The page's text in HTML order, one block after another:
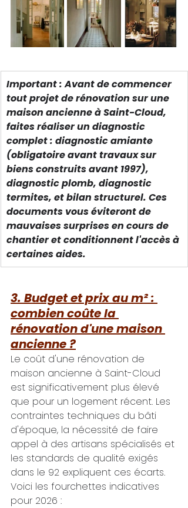
Important : Avant de commencer
tout projet de rénovation sur une
maison ancienne à Saint-Cloud,
faites réaliser un diagnostic
complet : diagnostic amiante
(obligatoire avant travaux sur
biens construits avant 1997),
diagnostic plomb, diagnostic
termites, et bilan structurel. Ces
documents vous éviteront de
mauvaises surprises en cours de
chantier et conditionnent l'accès à
certaines aides.
3. Budget et prix au m² :
combien coûte la
rénovation d'une maison
ancienne ?
Le coût d'une rénovation de
maison ancienne à Saint-Cloud
est significativement plus élevé
que pour un logement récent. Les
contraintes techniques du bâti
d'époque, la nécessité de faire
appel à des artisans spécialisés et
les standards de qualité exigés
dans le 92 expliquent ces écarts.
Voici les fourchettes indicatives
pour 2026 :